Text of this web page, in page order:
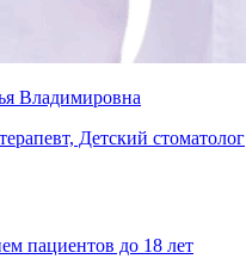
Владимировна
Детский стоматолог
пациентов до 18 лет